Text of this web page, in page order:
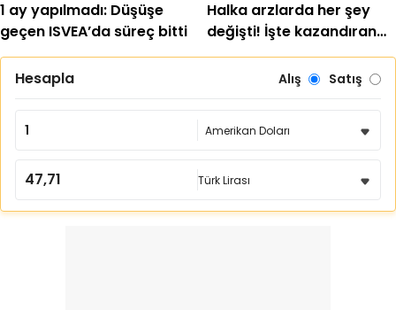
1 ay yapılmadı: Düşüşe
geçen ISVEA’da süreç bitti
Halka arzlarda her şey
değişti! İşte kazandıran
ve kaybettirenler
Hesapla
Alış Satış